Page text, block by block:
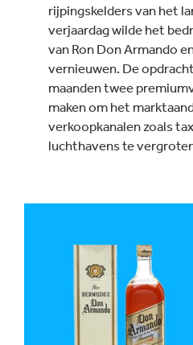
rijpingskelders van het
verjaardag wilde het
van Ron Don Armando
vernieuwen. De
maanden twee
maken om het
verkoopkanalen zoals
luchthavens te